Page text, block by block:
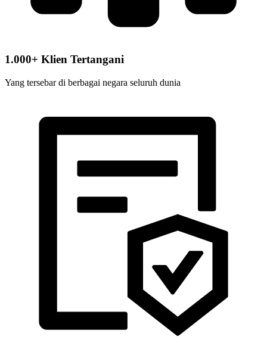
1.000+ Klien Tertangani
Yang tersebar di berbagai negara seluruh dunia